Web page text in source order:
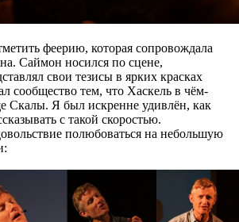
феерию, которая сопровождала
Саймон носился по сцене,
свои тезисы в ярких красках
сообщество тем, что Хаскель в чём-
Скалы. Я был искренне удивлён, как
с такой скоростью.
полюбоваться на небольшую